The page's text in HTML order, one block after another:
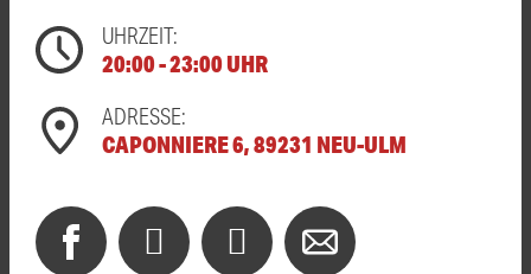
UHRZEIT:
20:00 - 23:00 UHR
ADRESSE:
CAPONNIERE 6, 89231 NEU-ULM